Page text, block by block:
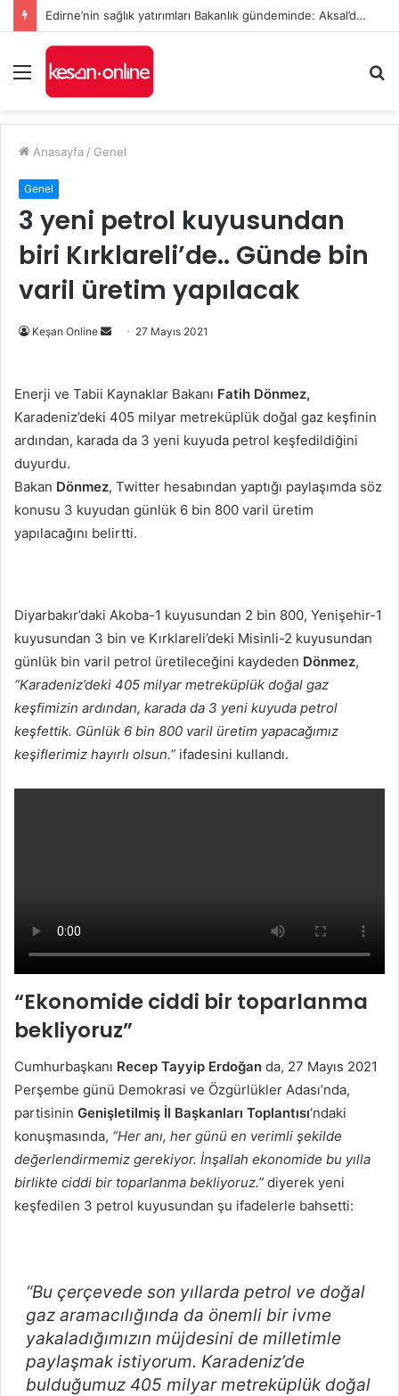
Edirne’nin sağlık yatırımları Bakanlık gündeminde: Aksal’dan Keşan için iki önemli talep
Menü
...
Anasayfa / Genel
Genel
3 yeni petrol kuyusundan
biri Kırklareli’de.. Günde bin
varil üretim yapılacak
Keşan Online
Bir
göndermek
27 Mayıs 2021
Enerji ve Tabii Kaynaklar Bakanı Fatih Dönmez,
Karadeniz’deki 405 milyar metreküplük doğal gaz keşfinin
ardından, karada da 3 yeni kuyuda petrol keşfedildiğini
duyurdu.
Bakan Dönmez, Twitter hesabından yaptığı paylaşımda söz
konusu 3 kuyudan günlük 6 bin 800 varil üretim
yapılacağını belirtti.
Diyarbakır’daki Akoba-1 kuyusundan 2 bin 800, Yenişehir-1
kuyusundan 3 bin ve Kırklareli’deki Misinli-2 kuyusundan
günlük bin varil petrol üretileceğini kaydeden Dönmez,
“Karadeniz’deki 405 milyar metreküplük doğal gaz
keşfimizin ardından, karada da 3 yeni kuyuda petrol
keşfettik. Günlük 6 bin 800 varil üretim yapacağımız
keşiflerimiz hayırlı olsun.” ifadesini kullandı.
“Ekonomide ciddi bir toparlanma
bekliyoruz”
Cumhurbaşkanı Recep Tayyip Erdoğan da, 27 Mayıs 2021
Perşembe günü Demokrasi ve Özgürlükler Adası’nda,
partisinin Genişletilmiş İl Başkanları Toplantısı‘ndaki
konuşmasında, “Her anı, her günü en verimli şekilde
değerlendirmemiz gerekiyor. İnşallah ekonomide bu yılla
birlikte ciddi bir toparlanma bekliyoruz.” diyerek yeni
keşfedilen 3 petrol kuyusundan şu ifadelerle bahsetti:
“Bu çerçevede son yıllarda petrol ve doğal
gaz aramacılığında da önemli bir ivme
yakaladığımızın müjdesini de milletimle
paylaşmak istiyorum. Karadeniz’de
bulduğumuz 405 milyar metreküplük doğal